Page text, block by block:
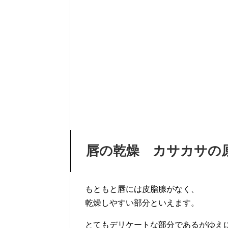
唇の乾燥 カサカサの
もともと唇には皮脂腺がなく、
乾燥しやすい部分といえます。
とてもデリケートな部分であるがゆえ